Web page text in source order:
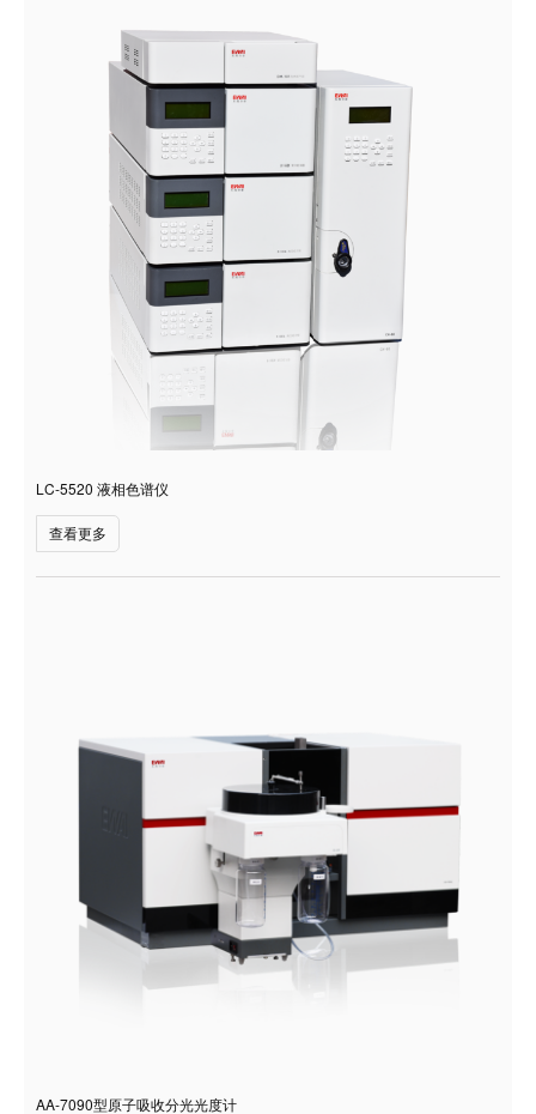
LC-5520 液相色谱仪
查看更多
AA-7090型原子吸收分光光度计